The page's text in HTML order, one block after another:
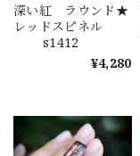
深い紅 ラウンド★
レッドスピネル
s1412
¥4,280